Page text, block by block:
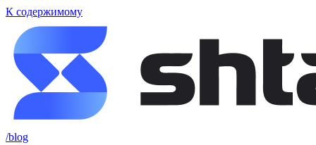
К содержимому
/blog